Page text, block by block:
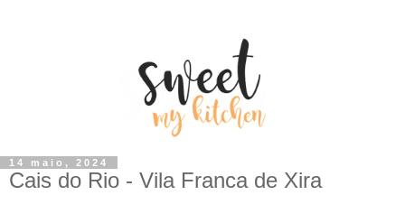
14 maio, 2024
Cais do Rio - Vila Franca de Xira